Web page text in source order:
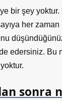
bir şey
her
edersiniz. Bu
sonra